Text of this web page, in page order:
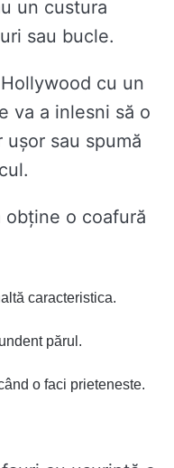
un custura
sau bucle.
cu un
va a inlesni să o
sau spumă
obține o coafură
caracteristica.
părul.
o faci prieteneste.